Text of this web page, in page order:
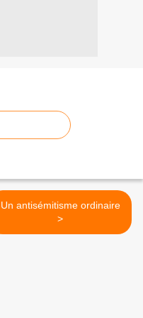
Un antisémitisme ordinaire
>